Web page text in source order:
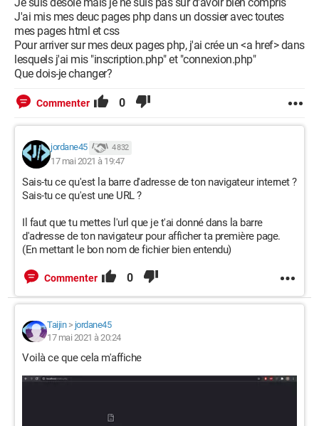
J'ai mis mes deuc pages php dans un dossier avec toutes
mes pages html et css
Pour arriver sur mes deux pages php, j'ai crée un <a href> dans
lesquels j'ai mis "inscription.php" et "connexion.php"
Que dois-je changer?
Commenter 0
jordane45 4 832
17 mai 2021 à 19:47
Sais-tu ce qu'est la barre d'adresse de ton navigateur internet ?
Sais-tu ce qu'est une URL ?
Il faut que tu mettes l'url que je t'ai donné dans la barre
d'adresse de ton navigateur pour afficher ta première page.
(En mettant le bon nom de fichier bien entendu)
Commenter 0
Taijin> jordane45
17 mai 2021 à 20:24
Voilà ce que cela m'affiche